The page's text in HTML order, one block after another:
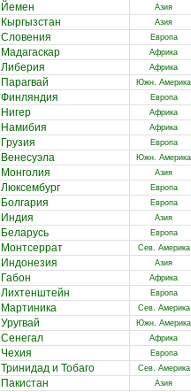
Йемен
Азия
Кыргызстан
Азия
Словения
Европа
Мадагаскар
Африка
Либерия
Африка
Парагвай
Южн. Америка
Финляндия
Европа
Нигер
Африка
Намибия
Африка
Грузия
Европа
Венесуэла
Южн. Америка
Монголия
Азия
Люксембург
Европа
Болгария
Европа
Индия
Азия
Беларусь
Европа
Монтсеррат
Сев. Америка
Индонезия
Азия
Габон
Африка
Лихтенштейн
Европа
Мартиника
Сев. Америка
Уругвай
Южн. Америка
Сенегал
Африка
Чехия
Европа
Тринидад и Тобаго
Сев. Америка
Пакистан Азия